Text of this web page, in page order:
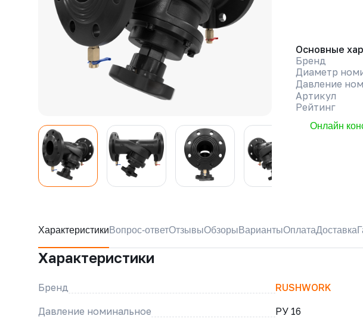
Основные
Бренд
Диаметр
Давление
Артикул
Рейтинг
Онлайн
Характеристики Вопрос-ответОтзывыОбзоры ВариантыОплатаДоставка
Характеристики
Бренд RUSHWORK
Давление номинальное
РУ 16